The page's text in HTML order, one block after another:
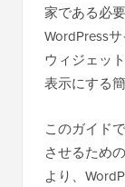
家である必
WordPress
ウィジェッ
表示にする
このガイド
させるため
より、